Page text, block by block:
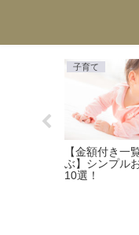
子育て
【金額付き一
ぶ】シンプル
10選！